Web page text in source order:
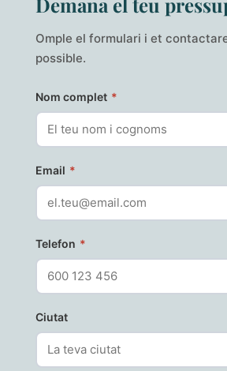
Omple el formulari i et
possible.
Nom complet *
Email *
Telefon *
Ciutat